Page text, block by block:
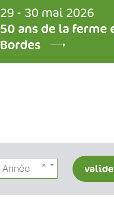
29 - 30 mai 2026
50 ans de la
Bordes
Année